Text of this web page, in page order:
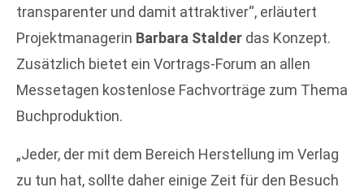
transparenter und damit attraktiver“, erläutert
Projektmanagerin Barbara Stalder das Konzept.
Zusätzlich bietet ein Vortrags-Forum an allen
Messetagen kostenlose Fachvorträge zum Thema
Buchproduktion.
„Jeder, der mit dem Bereich Herstellung im Verlag
zu tun hat, sollte daher einige Zeit für den Besuch